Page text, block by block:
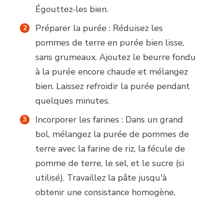
Égouttez-les bien.
Préparer la purée : Réduisez les
pommes de terre en purée bien lisse,
sans grumeaux. Ajoutez le beurre fondu
à la purée encore chaude et mélangez
bien. Laissez refroidir la purée pendant
quelques minutes.
Incorporer les farines : Dans un grand
bol, mélangez la purée de pommes de
terre avec la farine de riz, la fécule de
pomme de terre, le sel, et le sucre (si
utilisé). Travaillez la pâte jusqu'à
obtenir une consistance homogène,